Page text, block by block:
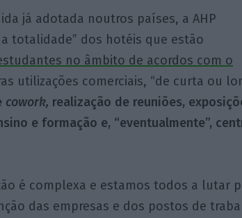
já adotada noutros países, a AHP
totalidade” dos hotéis que estão
no âmbito de acordos com o
utilizações comerciais, “de curta ou
cowork, realização de reuniões,
e formação e, “eventualmente”,
é complexa e estamos todos a lutar
das empresas e dos postos de